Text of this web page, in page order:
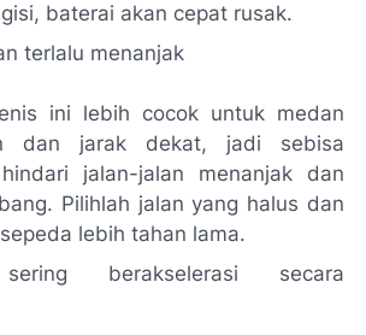
baterai akan cepat rusak.
terlalu menanjak
ini lebih cocok untuk medan
dan jarak dekat, jadi sebisa
jalan-jalan menanjak dan
Pilihlah jalan yang halus dan
lebih tahan lama.
berakselerasi secara